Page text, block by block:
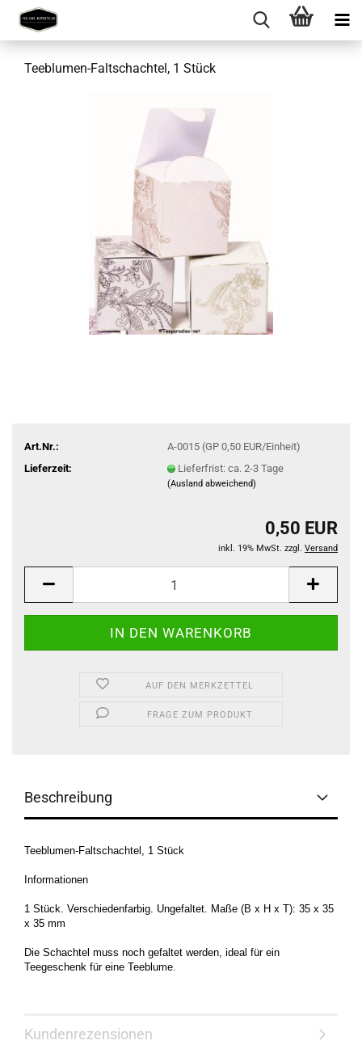
Teeblumen-Faltschachtel, 1 Stück
Art.Nr.:
A-0015 (GP 0,50 EUR/Einheit)
Lieferzeit:
Lieferfrist: ca. 2-3 Tage
(Ausland abweichend)
0,50 EUR
inkl. 19% MwSt. zzgl. Versand
AUF DEN MERKZETTEL
FRAGE ZUM PRODUKT
Beschreibung
Teeblumen-Faltschachtel, 1 Stück
Informationen
1 Stück. Verschiedenfarbig. Ungefaltet. Maße (B x H x T): 35 x 35
x 35 mm
Die Schachtel muss noch gefaltet werden, ideal für ein
Teegeschenk für eine Teeblume.
Kundenrezensionen